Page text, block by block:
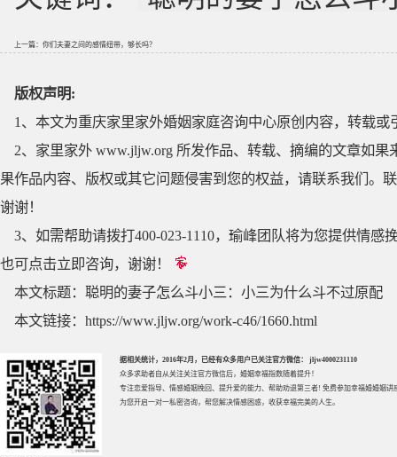
上一篇： 你们夫妻之间的感情纽带，够长吗？
版权声明:
1、本文为重庆家里家外婚姻家庭咨询中心原创内容，转载
2、家里家外 www.jljw.org 所发作品、转载、摘编的文章如
果作品内容、版权或其它问题侵害到您的权益，请联系我们。
谢谢！
3、如需帮助请拨打400-023-1110，瑜峰团队将为您提供情
也可点击立即咨询，谢谢！
本文标题： 聪明的妻子怎么斗小三：小三为什么斗不过原配
本文链接： https://www.jljw.org/work-c46/1660.html
据相关统计，2016年2月，已经有众多用户已关注官方微信： jljw4000231110
众多求助者自从关注关注官方微信后，婚姻幸福指数随着提升！
专注恋爱指导、 情感婚姻挽回 、提升爱的能力、帮助劝退第三者! 免费参加幸福婚婚姻讲
为您开启一对一私密咨询，帮您解决情感困惑，收获幸福完美的人生。